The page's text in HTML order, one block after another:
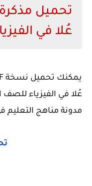
تحميل مذكرة
عُلا في
عُلا في الفيزياء للصف
مدونة مناهج التعليم